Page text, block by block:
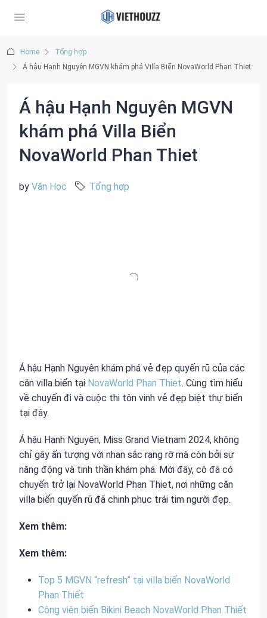
Home
Tổng hợp
Á hậu Hạnh Nguyên MGVN khám phá Villa Biển NovaWorld Phan Thiet
Á hậu Hạnh Nguyên MGVN
khám phá Villa Biển
NovaWorld Phan Thiet
by Văn Học Tổng hợp
Á hậu Hạnh Nguyên khám phá vẻ đẹp quyến rũ của các
căn villa biển tại NovaWorld Phan Thiet. Cùng tìm hiểu
về chuyến đi và cuộc thi tôn vinh vẻ đẹp biệt thự biển
tại đây.
Á hậu Hạnh Nguyên, Miss Grand Vietnam 2024, không
chỉ gây ấn tượng với nhan sắc rạng rỡ mà còn bởi sự
năng động và tinh thần khám phá. Mới đây, cô đã có
chuyến trở lại NovaWorld Phan Thiet, nơi những căn
villa biển quyến rũ đã chinh phục trái tim người đẹp.
Xem thêm:
Xem thêm:
Top 5 MGVN “refresh” tại villa biển NovaWorld
Phan Thiết
Công viên biển Bikini Beach NovaWorld Phan Thiết